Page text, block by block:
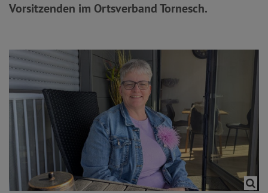
Vorsitzenden im Ortsverband Tornesch.